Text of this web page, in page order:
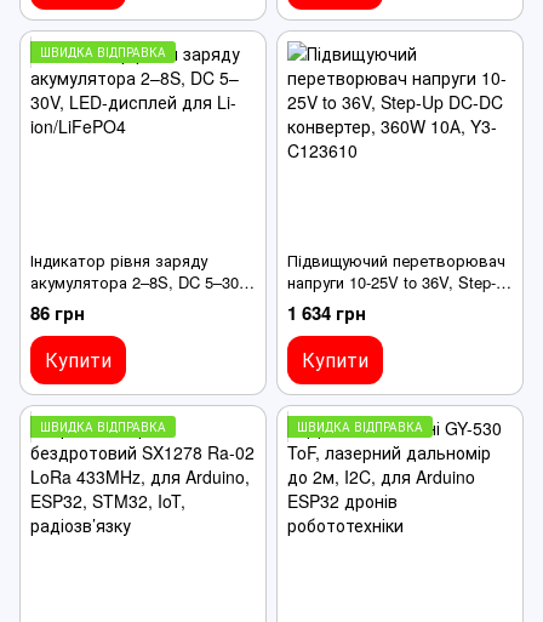
ШВИДКА ВІДПРАВКА
Індикатор рівня заряду
акумулятора 2–8S, DC 5–30V,
LED-дисплей для Li-
ion/LiFePO4
86 грн
Купити
Підвищуючий перетворювач
напруги 10-25V to 36V, Step-
Up DC-DC конвертер, 360W
10А, Y3-C123610
1 634 грн
Купити
ШВИДКА ВІДПРАВКА ШВИДКА ВІДПРАВКА